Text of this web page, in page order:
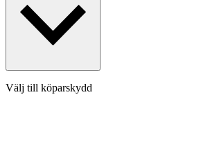
Välj till köparskydd